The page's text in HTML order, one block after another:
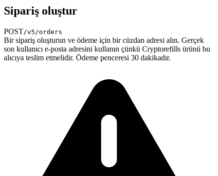
Sipariş oluştur
POST/v5/orders
Bir sipariş oluşturun ve ödeme için bir cüzdan adresi alın. Gerçek
son kullanıcı e-posta adresini kullanın çünkü Cryptorefills ürünü bu
alıcıya teslim etmelidir. Ödeme penceresi 30 dakikadır.